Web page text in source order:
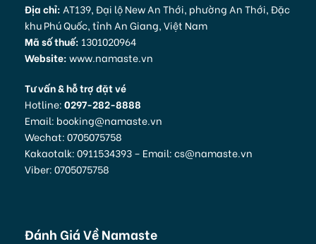
Địa chỉ: AT139, Đại lộ New An Thới, phường An Thới, Đặc
khu Phú Quốc, tỉnh An Giang, Việt Nam
Mã số thuế: 1301020964
Website:www.namaste.vn
Tư vấn & hỗ trợ đặt vé
Hotline:0297-282-8888
Email: booking@namaste.vn
Wechat: 0705075758
Kakaotalk: 0911534393 – Email: cs@namaste.vn
Viber: 0705075758
Đánh Giá Về Namaste